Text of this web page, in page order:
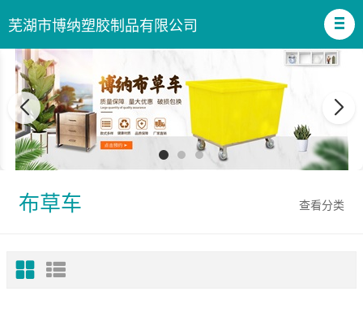
芜湖市博纳塑胶制品有限公司
查看分类
布草车